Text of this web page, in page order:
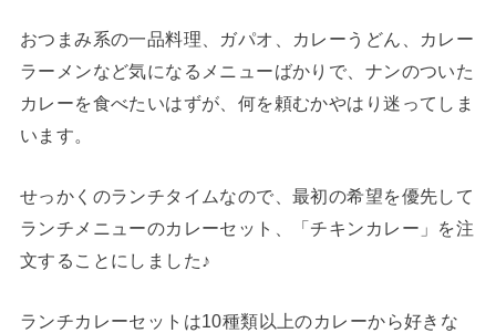
おつまみ系の一品料理、ガパオ、カレーうどん、カレー
ラーメンなど気になるメニューばかりで、ナンのついた
カレーを食べたいはずが、何を頼むかやはり迷ってしま
います。
せっかくのランチタイムなので、最初の希望を優先して
ランチメニューのカレーセット、「チキンカレー」を注
文することにしました♪
ランチカレーセットは10種類以上のカレーから好きな